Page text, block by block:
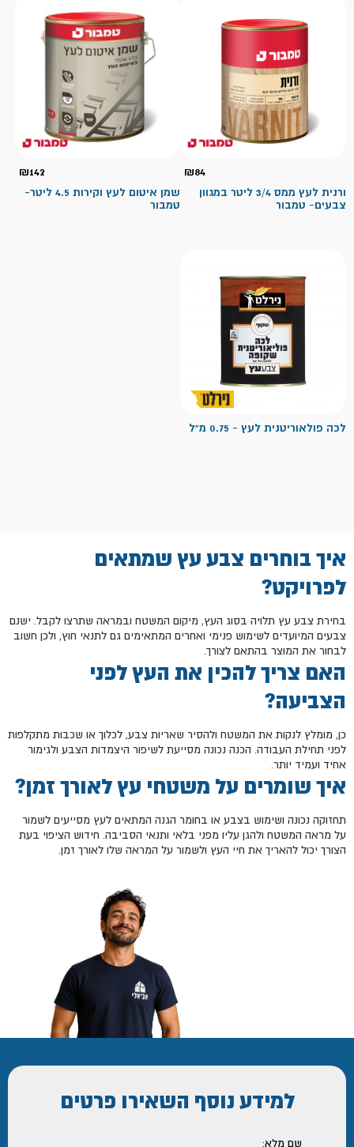
₪84
ורנית לעץ ממס 3/4 ליטר במגוון
צבעים- טמבור
₪142
שמן איטום לעץ וקירות 4.5 ליטר-
טמבור
לכה פולאוריטנית לעץ - 0.75 מ"ל
איך בוחרים צבע עץ שמתאים
לפרויקט?
בחירת צבע עץ תלויה בסוג העץ, מיקום המשטח ובמראה שתרצו לקבל. ישנם
צבעים המיועדים לשימוש פנימי ואחרים המתאימים גם לתנאי חוץ, ולכן חשוב
לבחור את המוצר בהתאם לצורך.
האם צריך להכין את העץ לפני
הצביעה?
כן, מומלץ לנקות את המשטח ולהסיר שאריות צבע, לכלוך או שכבות מתקלפות
לפני תחילת העבודה. הכנה נכונה מסייעת לשיפור היצמדות הצבע ולגימור
אחיד ועמיד יותר.
איך שומרים על משטחי עץ לאורך זמן?
תחזוקה נכונה ושימוש בצבע או בחומר הגנה המתאים לעץ מסייעים לשמור
על מראה המשטח ולהגן עליו מפני בלאי ותנאי הסביבה. חידוש הציפוי בעת
הצורך יכול להאריך את חיי העץ ולשמור על המראה שלו לאורך זמן.
למידע נוסף השאירו פרטים